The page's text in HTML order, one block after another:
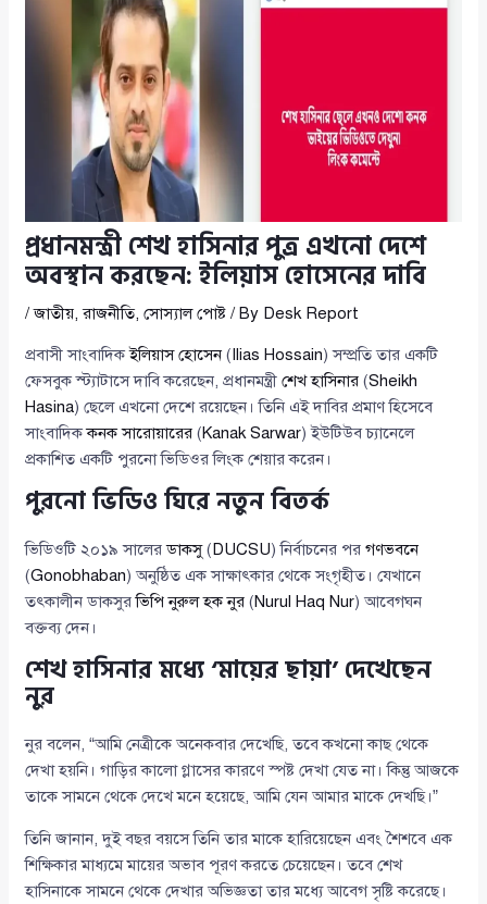
প্রধানমন্ত্রী শেখ হাসিনার পুত্র এখনো দেশে
অবস্থান করছেন: ইলিয়াস হোসেনের দাবি
/জাতীয়,রাজনীতি,সোস্যাল পোষ্ট / By Desk Report
প্রবাসী সাংবাদিকইলিয়াস হোসেন( Ilias Hossain) সম্প্রতি তার একটি
ফেসবুক স্ট্যাটাসে দাবি করেছেন, প্রধানমন্ত্রীশেখ হাসিনার (Sheikh
Hasina) ছেলে এখনো দেশে রয়েছেন। তিনি এই দাবির প্রমাণ হিসেবে
সাংবাদিককনক সারোয়ারের (Kanak Sarwar) ইউটিউব চ্যানেলে
প্রকাশিত একটি পুরনো ভিডিওর লিংক শেয়ার করেন।
পুরনো ভিডিও ঘিরে নতুন বিতর্ক
ভিডিওটি ২০১৯ সালেরডাকসু( DUCSU) নির্বাচনের পরগণভবনে
(Gonobhaban) অনুষ্ঠিত এক সাক্ষাৎকার থেকে সংগৃহীত। যেখানে
তৎকালীন ডাকসুরভিপি নুরুল হক নুর (Nurul Haq Nur) আবেগঘন
বক্তব্য দেন।
শেখ হাসিনার মধ্যে ‘মায়ের ছায়া’ দেখেছেন
নুর
নুর বলেন, “আমি নেত্রীকে অনেকবার দেখেছি, তবে কখনো কাছ থেকে
দেখা হয়নি। গাড়ির কালো গ্লাসের কারণে স্পষ্ট দেখা যেত না। কিন্তু আজকে
তাকে সামনে থেকে দেখে মনে হয়েছে, আমি যেন আমার মাকে দেখছি।”
তিনি জানান, দুই বছর বয়সে তিনি তার মাকে হারিয়েছেন এবং শৈশবে এক
শিক্ষিকার মাধ্যমে মায়ের অভাব পূরণ করতে চেয়েছেন। তবে শেখ
হাসিনাকে সামনে থেকে দেখার অভিজ্ঞতা তার মধ্যে আবেগ সৃষ্টি করেছে।